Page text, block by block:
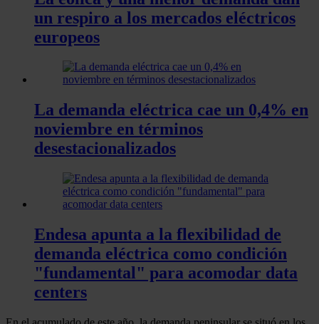
un respiro a los mercados eléctricos
europeos
La demanda eléctrica cae un 0,4% en
noviembre en términos
desestacionalizados
Endesa apunta a la flexibilidad de
demanda eléctrica como condición
"fundamental" para acomodar data
centers